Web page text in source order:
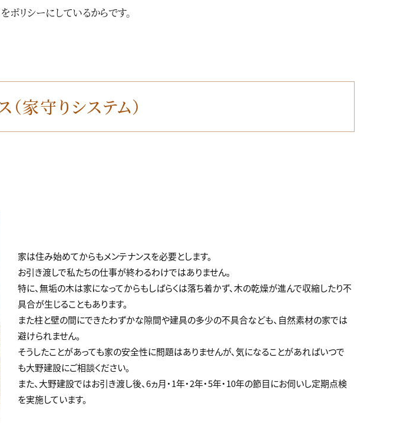
ポリシーにしているからです。
（家守りシステム）
家は住み始めてからもメンテナンスを必要とします。
お引き渡しで私たちの仕事が終わるわけではありません。
特に、無垢の木は家になってからもしばらくは落ち着かず、木の乾燥が進んで収縮したり不
具合が生じることもあります。
また柱と壁の間にできたわずかな隙間や建具の多少の不具合なども、自然素材の家では
避けられません。
そうしたことがあっても家の安全性に問題はありませんが、気になることがあればいつで
も大野建設にご相談ください。
また、大野建設ではお引き渡し後、6ヵ月・1年・2年・5年・10年の節目にお伺いし定期点検
を実施しています。